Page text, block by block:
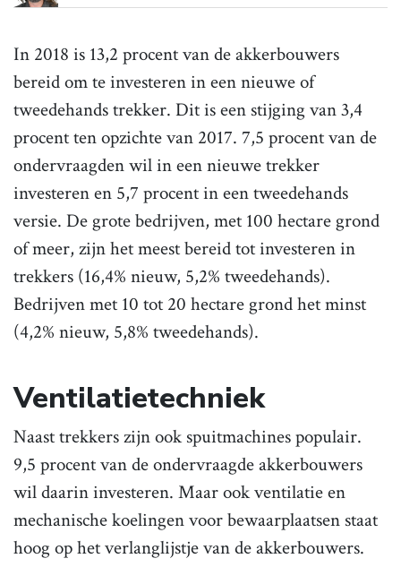
In 2018 is 13,2 procent van de akkerbouwers
bereid om te investeren in een nieuwe of
tweedehands trekker. Dit is een stijging van 3,4
procent ten opzichte van 2017. 7,5 procent van de
ondervraagden wil in een nieuwe trekker
investeren en 5,7 procent in een tweedehands
versie. De grote bedrijven, met 100 hectare grond
of meer, zijn het meest bereid tot investeren in
trekkers (16,4% nieuw, 5,2% tweedehands).
Bedrijven met 10 tot 20 hectare grond het minst
(4,2% nieuw, 5,8% tweedehands).
Ventilatietechniek
Naast trekkers zijn ook spuitmachines populair.
9,5 procent van de ondervraagde akkerbouwers
wil daarin investeren. Maar ook ventilatie en
mechanische koelingen voor bewaarplaatsen staat
hoog op het verlanglijstje van de akkerbouwers.